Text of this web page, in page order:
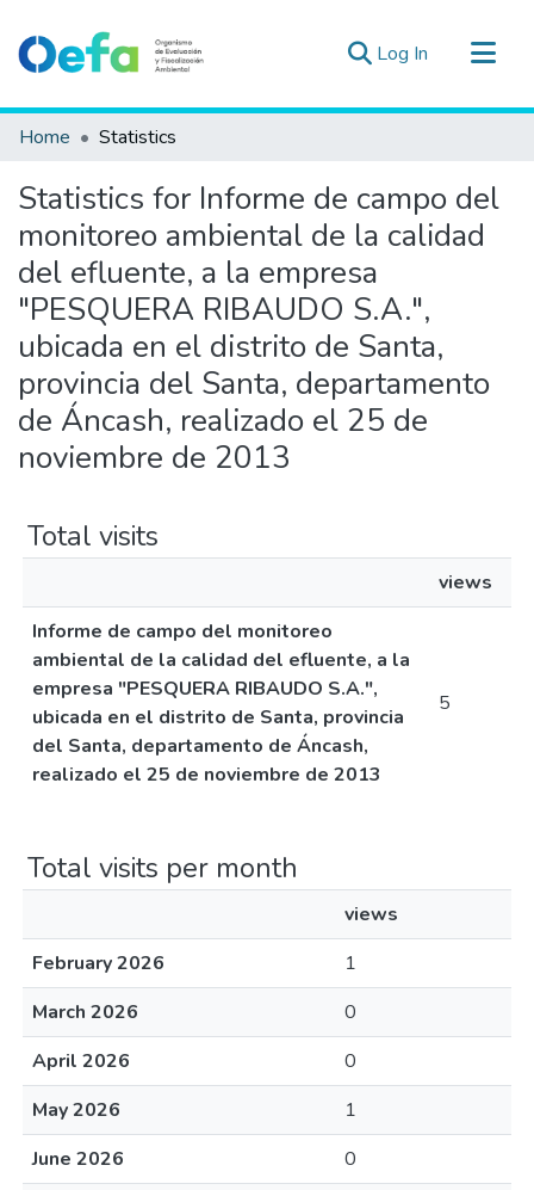
Log In (current)
Communities & Collections
Estad. Externas
Guias ▾
Home Statistics
Statistics for Informe de campo del
monitoreo ambiental de la calidad
del efluente, a la empresa
"PESQUERA RIBAUDO S.A.",
ubicada en el distrito de Santa,
provincia del Santa, departamento
de Áncash, realizado el 25 de
noviembre de 2013
Total visits
views
Informe de campo del monitoreo
ambiental de la calidad del efluente, a la
empresa "PESQUERA RIBAUDO S.A.",
ubicada en el distrito de Santa, provincia
del Santa, departamento de Áncash,
realizado el 25 de noviembre de 2013
5
Total visits per month
views
February 2026
1
March 2026
0
April 2026
0
May 2026
1
June 2026
0